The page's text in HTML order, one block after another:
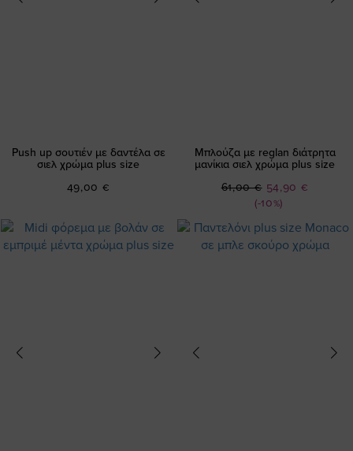
Push up σουτιέν με δαντέλα σε
σιελ χρώμα plus size
49,00 €
Μπλούζα με reglan διάτρητα
μανίκια σιελ χρώμα plus size
(-10%)
Ειδική
Τιμή
54,90 €
61,00 €